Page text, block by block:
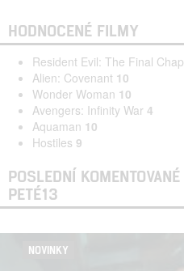
HODNOCENÉ FILMY
Resident Evil: The Final
Alien: Covenant 10
Wonder Woman 10
Avengers: Infinity War 4
Aquaman 10
Hostiles 9
POSLEDNÍ
PETÉ13
NOVINKY